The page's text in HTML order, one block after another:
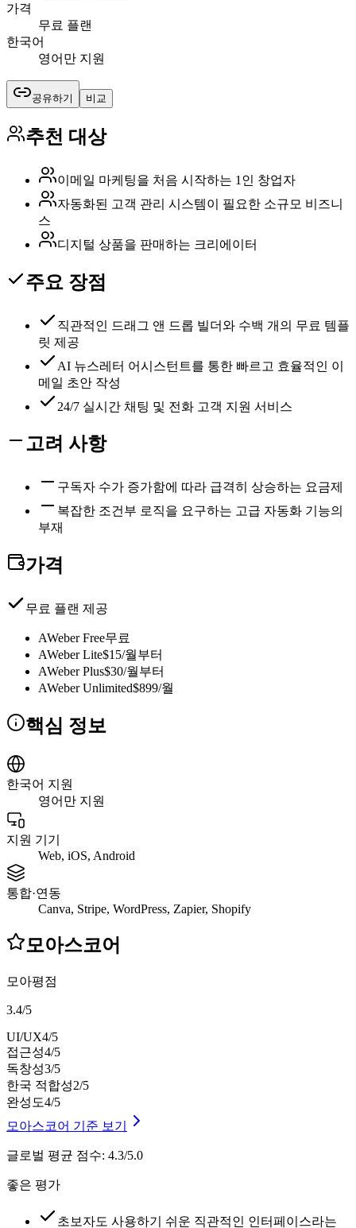
가격
무료 플랜
한국어
영어만 지원
공유하기 비교
추천 대상
이메일 마케팅을 처음 시작하는 1인 창업자
자동화된 고객 관리 시스템이 필요한 소규모 비즈니
스
디지털 상품을 판매하는 크리에이터
주요 장점
직관적인 드래그 앤 드롭 빌더와 수백 개의 무료 템플
릿 제공
AI 뉴스레터 어시스턴트를 통한 빠르고 효율적인 이
메일 초안 작성
24/7 실시간 채팅 및 전화 고객 지원 서비스
고려 사항
구독자 수가 증가함에 따라 급격히 상승하는 요금제
복잡한 조건부 로직을 요구하는 고급 자동화 기능의
부재
가격
무료 플랜 제공
AWeber Free무료
AWeber Lite$15/월부터
AWeber Plus$30/월부터
AWeber Unlimited$899/월
핵심 정보
한국어 지원
영어만 지원
지원 기기
Web, iOS, Android
통합·연동
Canva, Stripe, WordPress, Zapier, Shopify
모아스코어
모아평점
3.4/5
UI/UX4/5
접근성4/5
독창성3/5
한국 적합성2/5
완성도4/5
모아스코어 기준 보기
글로벌 평균 점수: 4.3/5.0
좋은 평가
초보자도 사용하기 쉬운 직관적인 인터페이스라는